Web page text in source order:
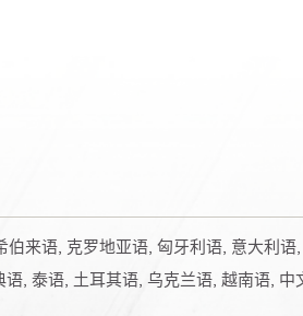
伯来语, 克罗地亚语, 匈牙利语, 意大利语
, 泰语, 土耳其语, 乌克兰语, 越南语, 中